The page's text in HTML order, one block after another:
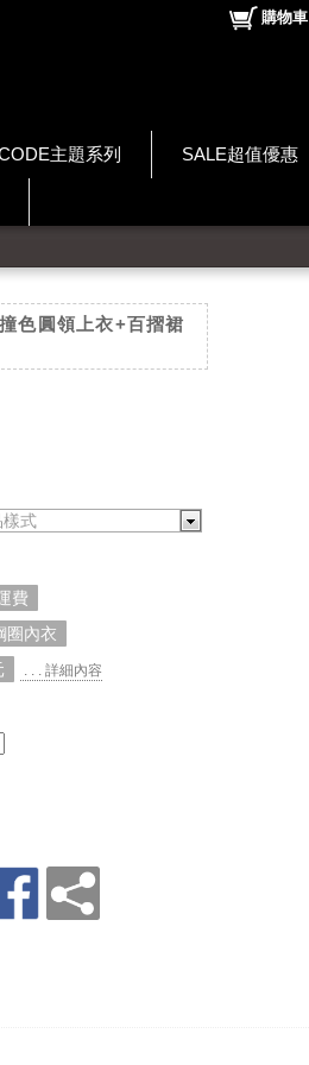
主題系列 SALE超值優惠
購物車
色圓領上衣+百摺裙
樣式
費
圈內衣
. . . 詳細內容